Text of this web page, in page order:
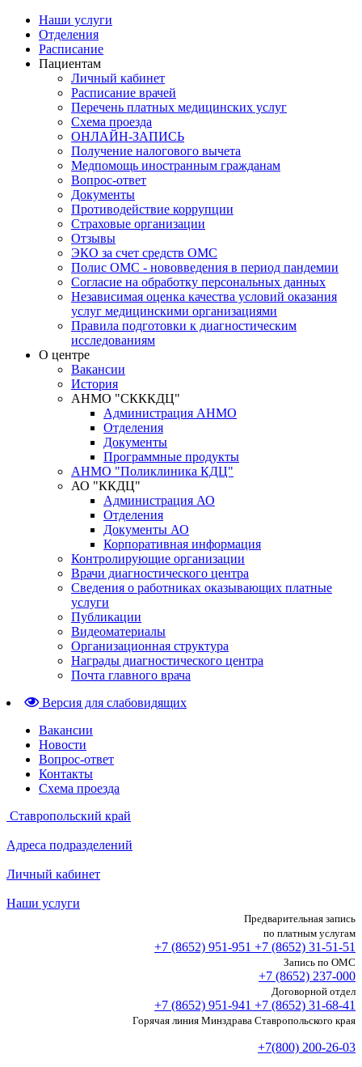
Наши услуги
Отделения
Расписание
Пациентам
Личный кабинет
Расписание врачей
Перечень платных медицинских услуг
Схема проезда
ОНЛАЙН-ЗАПИСЬ
Получение налогового вычета
Медпомощь иностранным гражданам
Вопрос-ответ
Документы
Противодействие коррупции
Страховые организации
Отзывы
ЭКО за счет средств ОМС
Полис ОМС - нововведения в период пандемии
Согласие на обработку персональных данных
Независимая оценка качества условий оказания
услуг медицинскими организациями
Правила подготовки к диагностическим
исследованиям
О центре
Вакансии
История
АНМО "СКККДЦ"
Администрация АНМО
Отделения
Документы
Программные продукты
АНМО "Поликлиника КДЦ"
АО "ККДЦ"
Администрация АО
Отделения
Документы АО
Корпоративная информация
Контролирующие организации
Врачи диагностического центра
Сведения о работниках оказывающих платные
услуги
Публикации
Видеоматериалы
Организационная структура
Награды диагностического центра
Почта главного врача
Версия для слабовидящих
Вакансии
Новости
Вопрос-ответ
Контакты
Схема проезда
Ставропольский край
Адреса подразделений
Личный кабинет
Наши услуги
Предварительная запись
по платным услугам
+7 (8652) 951-951 +7 (8652) 31-51-51
Запись по ОМС
+7 (8652) 237-000
Договорной отдел
+7 (8652) 951-941 +7 (8652) 31-68-41
Горячая линия Минздрава Ставропольского края
+7(800) 200-26-03